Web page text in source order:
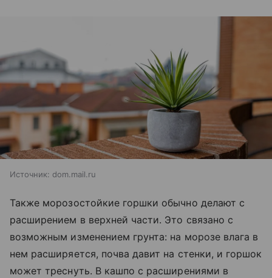
Источник: dom.mail.ru
Также морозостойкие горшки обычно делают с
расширением в верхней части. Это связано с
возможным изменением грунта: на морозе влага в
нем расширяется, почва давит на стенки, и горшок
может треснуть. В кашпо с расширениями в